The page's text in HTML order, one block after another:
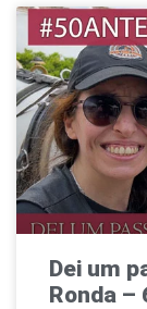
Dei um
Ronda –